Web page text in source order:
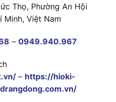
Thọ, Phường An Hội
Minh, Việt Nam
– 0949.940.967
– https://hioki-